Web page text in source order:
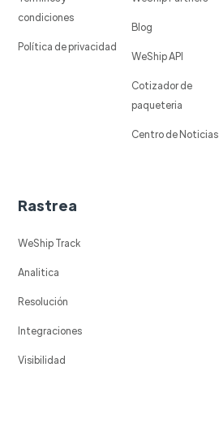
condiciones
Política de privacidad
Blog
WeShip API
Cotizador de
paqueteria
Centro de Noticias
Rastrea
WeShip Track
Analitica
Resolución
Integraciones
Visibilidad